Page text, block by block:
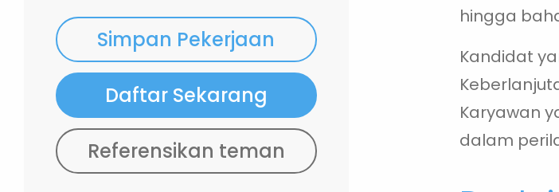
Simpan Pekerjaan
Daftar Sekarang
Referensikan teman
hingga
Kandidat
Karyawan
dalam